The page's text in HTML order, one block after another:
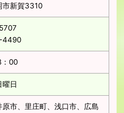
市新賀3310
4490
：00
曜日
原市、里庄町、浅口市、広島